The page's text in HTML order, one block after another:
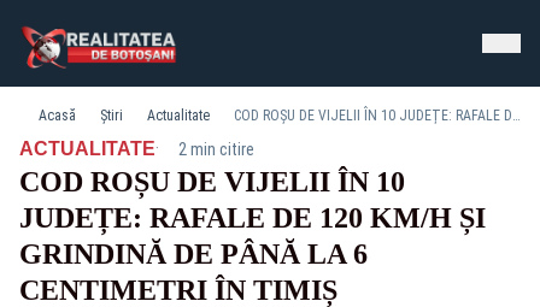
Acasă Știri Actualitate COD ROȘU DE VIJELII ÎN 10 JUDEȚE: RAFALE DE 120 KM/H ȘI GRINDINĂ DE PÂNĂ LA 6 CENTIMETRI ÎN TIMIȘ
ACTUALITATE· 2 min citire
COD ROȘU DE VIJELII ÎN 10
JUDEȚE: RAFALE DE 120 KM/H ȘI
GRINDINĂ DE PÂNĂ LA 6
CENTIMETRI ÎN TIMIȘ